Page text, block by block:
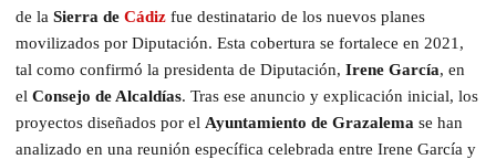
de la Sierra de Cádiz fue destinatario de los nuevos planes
movilizados por Diputación. Esta cobertura se fortalece en 2021,
tal como confirmó la presidenta de Diputación, Irene García, en
el Consejo de Alcaldías. Tras ese anuncio y explicación inicial, los
proyectos diseñados por el Ayuntamiento de Grazalema se han
analizado en una reunión específica celebrada entre Irene García y